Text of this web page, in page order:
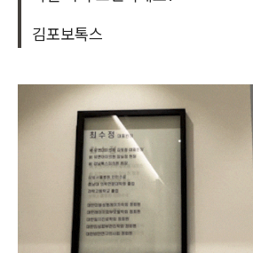
김포보톡스